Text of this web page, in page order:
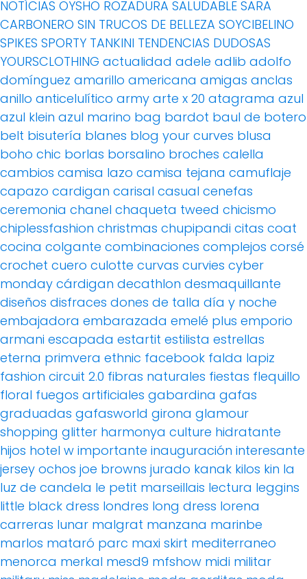
NOTÍCIAS OYSHO ROZADURA SALUDABLE SARA
CARBONERO SIN TRUCOS DE BELLEZA SOYCIBELINO
SPIKES SPORTY TANKINI TENDENCIAS DUDOSAS
YOURSCLOTHING actualidad adele adlib adolfo
domínguez amarillo americana amigas anclas
anillo anticelulítico army arte x 20 atagrama azul
azul klein azul marino bag bardot baul de botero
belt bisutería blanes blog your curves blusa
boho chic borlas borsalino broches calella
cambios camisa lazo camisa tejana camuflaje
capazo cardigan carisal casual cenefas
ceremonia chanel chaqueta tweed chicismo
chiplessfashion christmas chupipandi citas coat
cocina colgante combinaciones complejos corsé
crochet cuero culotte curvas curvies cyber
monday cárdigan decathlon desmaquillante
diseños disfraces dones de talla día y noche
embajadora embarazada emelé plus emporio
armani escapada estartit estilista estrellas
eterna primvera ethnic facebook falda lapiz
fashion circuit 2.0 fibras naturales fiestas flequillo
floral fuegos artificiales gabardina gafas
graduadas gafasworld girona glamour
shopping glitter harmonya culture hidratante
hijos hotel w importante inauguración interesante
jersey ochos joe browns jurado kanak kilos kin la
luz de candela le petit marseillais lectura leggins
little black dress londres long dress lorena
carreras lunar malgrat manzana marinbe
marlos mataró parc maxi skirt mediterraneo
menorca merkal mesd9 mfshow midi militar